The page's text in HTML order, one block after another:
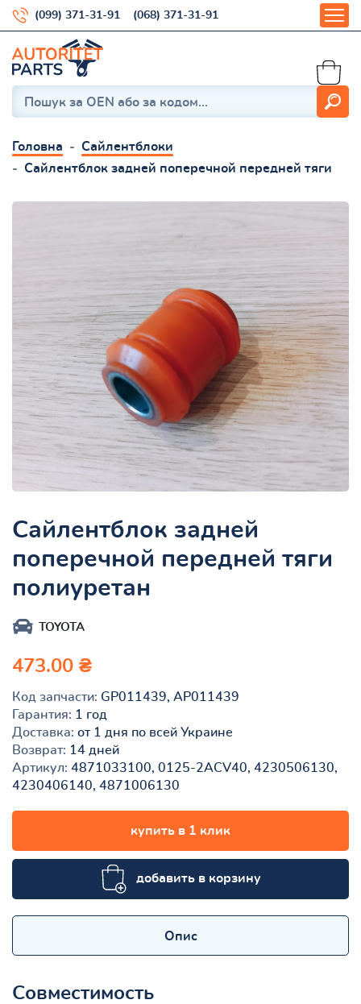
(099) 371-31-91 (068) 371-31-91
Головна
Сайлентблоки
Сайлентблок задней поперечной передней тяги
Сайлентблок задней
поперечной передней тяги
полиуретан
TOYOTA
473.00 ₴
Код запчасти: GP011439, AP011439
Гарантия: 1 год
Доставка: от 1 дня по всей Украине
Возврат: 14 дней
Артикул: 4871033100, 0125-2ACV40, 4230506130,
4230406140, 4871006130
купить в 1 клик
добавить в корзину
Опис
Совместимость